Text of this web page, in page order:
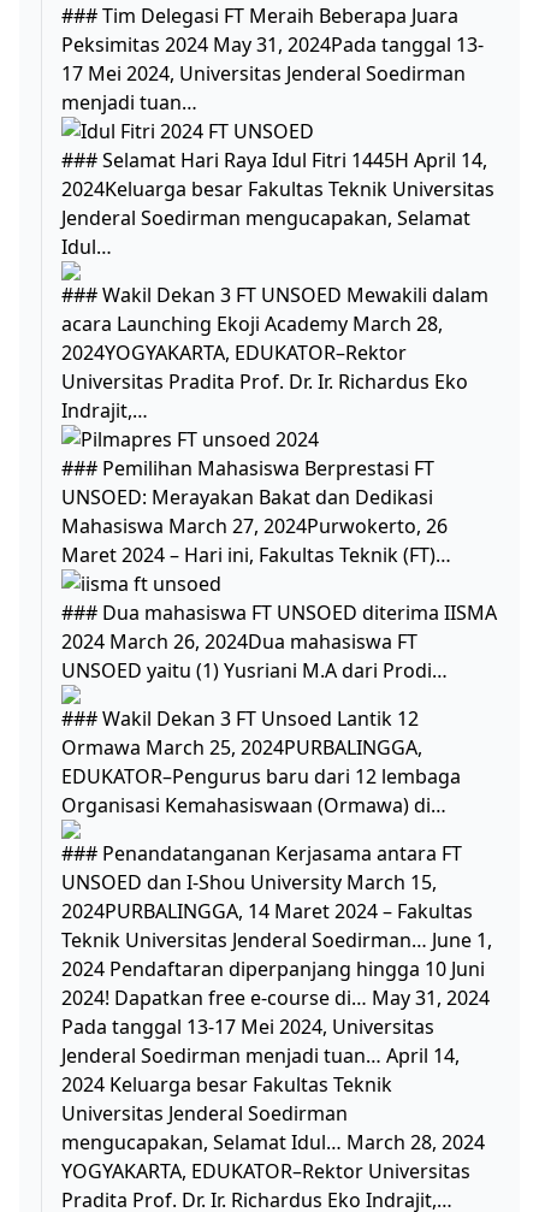
### Tim Delegasi FT Meraih Beberapa Juara
Peksimitas 2024 May 31, 2024Pada tanggal 13-
17 Mei 2024, Universitas Jenderal Soedirman
menjadi tuan…
### Selamat Hari Raya Idul Fitri 1445H April 14,
2024Keluarga besar Fakultas Teknik Universitas
Jenderal Soedirman mengucapakan, Selamat
Idul…
### Wakil Dekan 3 FT UNSOED Mewakili dalam
acara Launching Ekoji Academy March 28,
2024YOGYAKARTA, EDUKATOR–Rektor
Universitas Pradita Prof. Dr. Ir. Richardus Eko
Indrajit,…
### Pemilihan Mahasiswa Berprestasi FT
UNSOED: Merayakan Bakat dan Dedikasi
Mahasiswa March 27, 2024Purwokerto, 26
Maret 2024 – Hari ini, Fakultas Teknik (FT)…
### Dua mahasiswa FT UNSOED diterima IISMA
2024 March 26, 2024Dua mahasiswa FT
UNSOED yaitu (1) Yusriani M.A dari Prodi…
### Wakil Dekan 3 FT Unsoed Lantik 12
Ormawa March 25, 2024PURBALINGGA,
EDUKATOR–Pengurus baru dari 12 lembaga
Organisasi Kemahasiswaan (Ormawa) di…
### Penandatanganan Kerjasama antara FT
UNSOED dan I-Shou University March 15,
2024PURBALINGGA, 14 Maret 2024 – Fakultas
Teknik Universitas Jenderal Soedirman… June 1,
2024 Pendaftaran diperpanjang hingga 10 Juni
2024! Dapatkan free e-course di… May 31, 2024
Pada tanggal 13-17 Mei 2024, Universitas
Jenderal Soedirman menjadi tuan… April 14,
2024 Keluarga besar Fakultas Teknik
Universitas Jenderal Soedirman
mengucapakan, Selamat Idul… March 28, 2024
YOGYAKARTA, EDUKATOR–Rektor Universitas
Pradita Prof. Dr. Ir. Richardus Eko Indrajit,…